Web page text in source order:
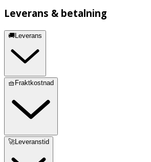
Leverans & betalning
🚚Leverans
🧺Fraktkostnad
🚀Leveranstid